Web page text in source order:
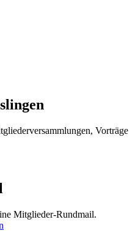
Vorträge
Mitglieder-Rundmail.